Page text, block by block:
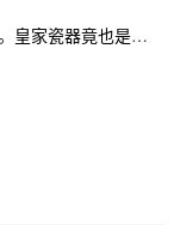
《园说——北京古典名园文物展》火热展览中。皇家瓷器竟也是少女粉ins风？错过这次展览遗憾终生